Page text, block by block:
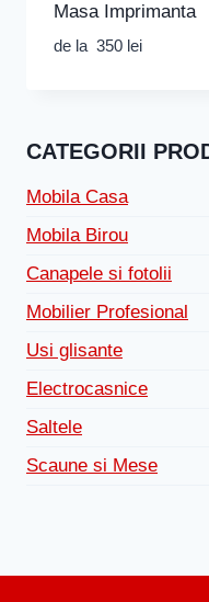
Masa Imprimanta
de la 350 lei
CATEGORII
Mobila Casa
Mobila Birou
Canapele si fotolii
Mobilier Profesional
Usi glisante
Electrocasnice
Saltele
Scaune si Mese